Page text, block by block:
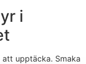
i
upptäcka. Smaka